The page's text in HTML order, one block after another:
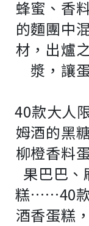
蜂蜜、香
的麵團中
材，出爐
漿，讓
40款大人
姆酒的黑
柳橙香料
果巴巴
糕……40款
酒香蛋糕